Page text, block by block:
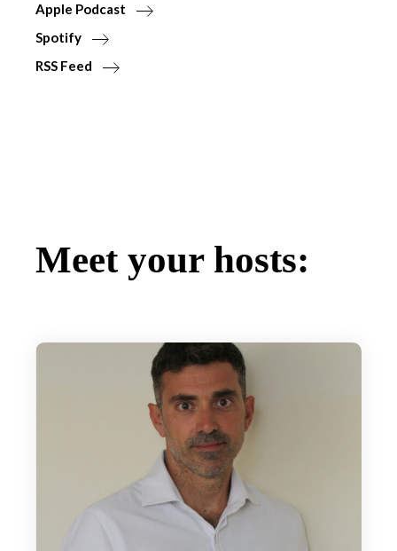
Apple Podcast
Spotify
RSS Feed
Meet your hosts: